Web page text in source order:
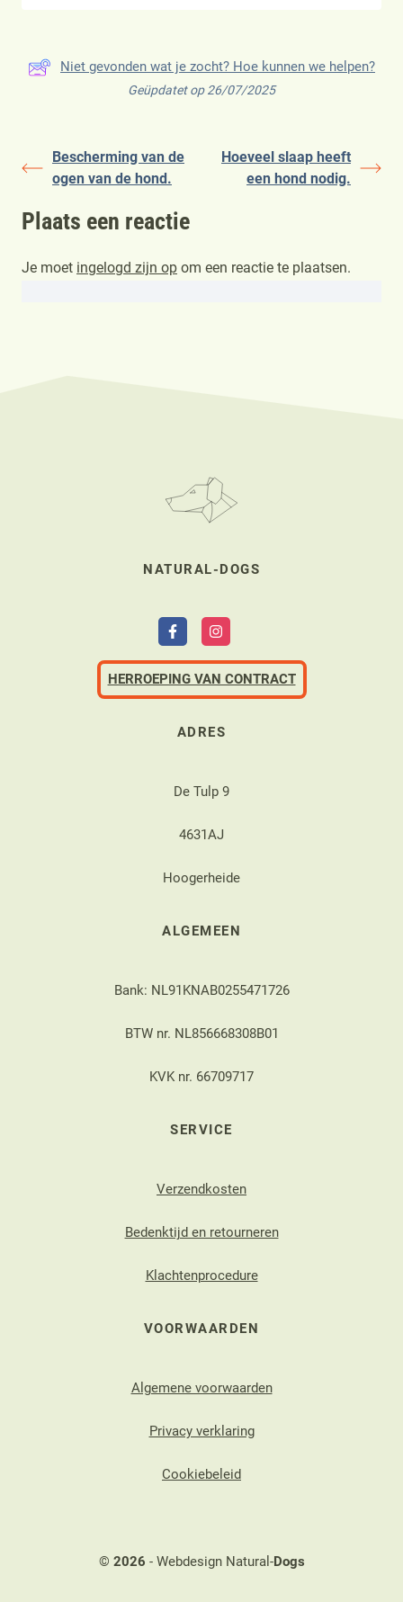
Niet gevonden wat je zocht? Hoe kunnen we helpen?
Geüpdatet op 26/07/2025
Bescherming van de
ogen van de hond.
Hoeveel slaap heeft
een hond nodig.
Plaats een reactie
Je moet ingelogd zijn op om een reactie te plaatsen.
NATURAL-DOGS
HERROEPING VAN CONTRACT
ADRES
De Tulp 9
4631AJ
Hoogerheide
ALGEMEEN
Bank: NL91KNAB0255471726
BTW nr. NL856668308B01
KVK nr. 66709717
SERVICE
Verzendkosten
Bedenktijd en retourneren
Klachtenprocedure
VOORWAARDEN
Algemene voorwaarden
Privacy verklaring
Cookiebeleid
© 2026 - Webdesign Natural-Dogs